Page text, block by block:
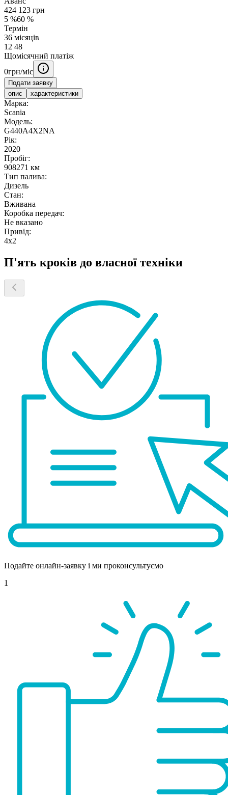
424 123 грн
5 %60 %
Термін
36 місяців
12 48
Щомісячний платіж
0грн/міс
Подати заявку
опис
характеристики
Марка:
Scania
Модель:
G440A4X2NA
Рік:
2020
Пробіг:
908271 км
Тип палива:
Дизель
Стан:
Вживана
Коробка передач:
Не вказано
Привід:
4х2
П'ять кроків до власної техніки
Подайте онлайн-заявку і ми проконсультуємо
1